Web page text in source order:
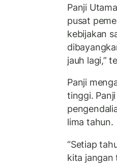
Panji
pusat
kebijakan
jauh lagi,”
Panji
tinggi.
lima tahun.
“Setiap
kita jangan